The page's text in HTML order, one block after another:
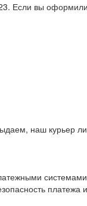
Если вы
наш курьер
платежа и